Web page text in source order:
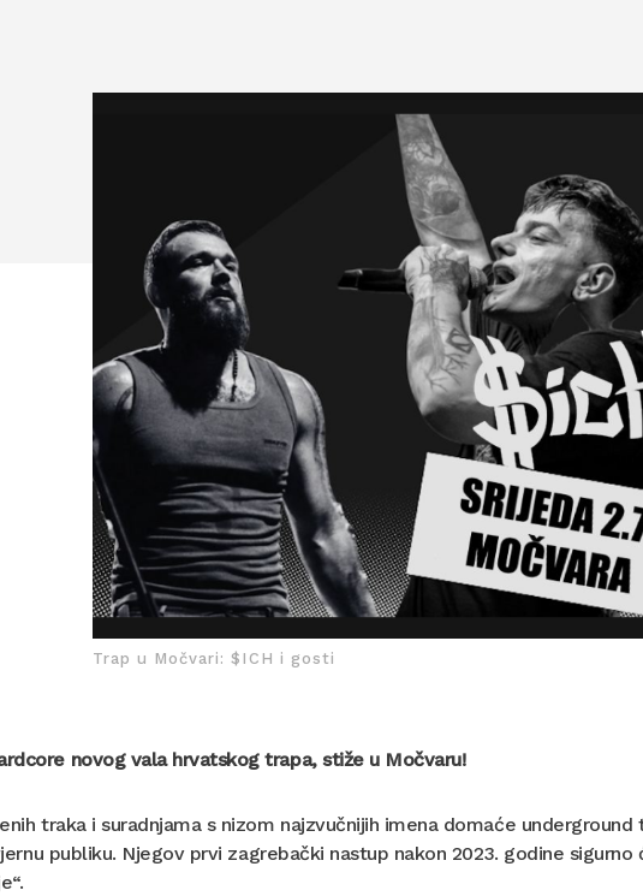
Trap u Močvari: $ICH i gosti
novog vala hrvatskog trapa, stiže u Močvaru!
traka i suradnjama s nizom najzvučnijih imena domaće
publiku. Njegov prvi zagrebački nastup nakon 2023. godine